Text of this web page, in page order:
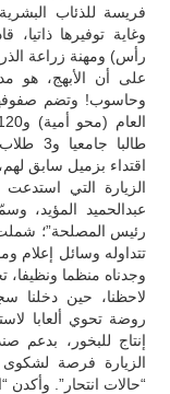
فريسة للذئاب
رأس) ومهنة زراعة
على أن الأبهج، هو
طالبا
اقتداء بزميل سابق
الزيارة التي
عبدالحميد المؤيد،
رئيس المصلحة”؛
تتداوله وسائل إعلام
وجدناه منظما
لاحظنا، حين دخلنا
روضة تحوي ألعابا
إنتاج للبخور، بدعم
الزيارة فرصة لشكوى
“حالات انتحار”. وأكدن